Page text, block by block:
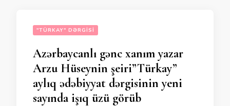
"TÜRKAY" DƏRGISI
Azərbaycanlı gənc xanım yazar
Arzu Hüseynin şeiri”Türkay”
aylıq ədəbiyyat dərgisinin yeni
sayında işıq üzü görüb